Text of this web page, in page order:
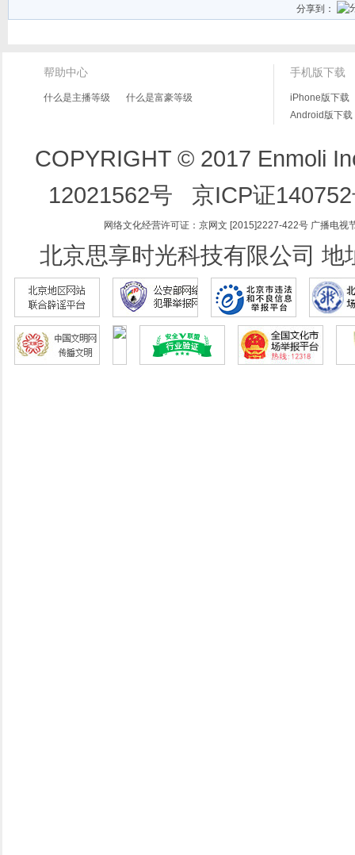
分享到：
帮助中心
什么是主播等级 什么是富豪等级
手机版下载
iPhone版下载
Android版下载
COPYRIGHT © 2017 Enmoli
12021562号
京ICP证
网络文化经营许可证：京网文 [2015]2227-422号 广播电视
北京思享时光科技有限公司